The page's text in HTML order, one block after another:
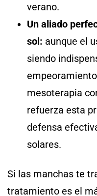
verano.
Un aliado
sol: aunque el
siendo
mesoterapia
refuerza esta
defensa
solares.
Si las manchas te
tratamiento es el